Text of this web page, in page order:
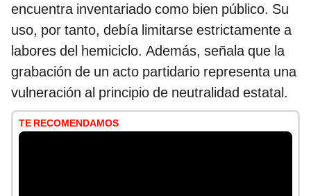
encuentra inventariado como bien público. Su
uso, por tanto, debía limitarse estrictamente a
labores del hemiciclo. Además, señala que la
grabación de un acto partidario representa una
vulneración al principio de neutralidad estatal.
TE RECOMENDAMOS